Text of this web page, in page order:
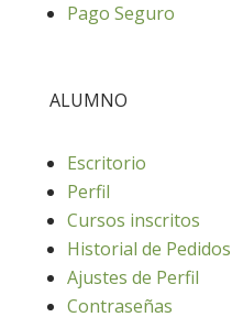
Pago Seguro
ALUMNO
Escritorio
Perfil
Cursos inscritos
Historial de Pedidos
Ajustes de Perfil
Contraseñas